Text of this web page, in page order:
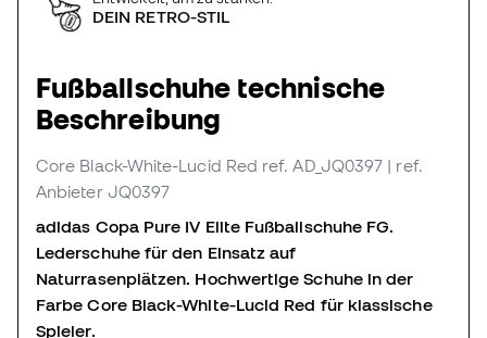
DEIN RETRO-STIL
Fußballschuhe technische
Beschreibung
Core Black-White-Lucid Red ref. AD_JQ0397 | ref.
Anbieter JQ0397
adidas Copa Pure IV Elite Fußballschuhe FG.
Lederschuhe für den Einsatz auf
Naturrasenplätzen. Hochwertige Schuhe in der
Farbe Core Black-White-Lucid Red für klassische
Spieler.